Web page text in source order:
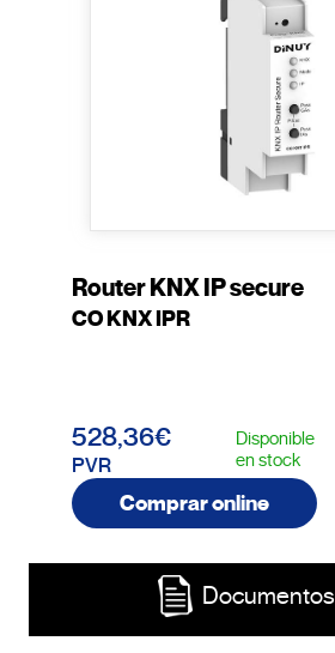
Router KNX IP secure
CO KNX IPR
528,36€
PVR
Disponible
en stock
Comprar online
Documentos